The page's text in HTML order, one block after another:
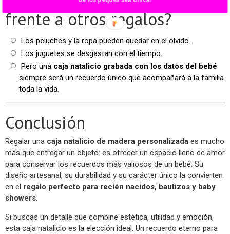
frente a otros regalos?
Los peluches y la ropa pueden quedar en el olvido.
Los juguetes se desgastan con el tiempo.
Pero una caja natalicio grabada con los datos del bebé
siempre será un recuerdo único que acompañará a la familia
toda la vida.
Conclusión
Regalar una caja natalicio de madera personalizada es mucho
más que entregar un objeto: es ofrecer un espacio lleno de amor
para conservar los recuerdos más valiosos de un bebé. Su
diseño artesanal, su durabilidad y su carácter único la convierten
en el regalo perfecto para recién nacidos, bautizos y baby
showers.
Si buscas un detalle que combine estética, utilidad y emoción,
esta caja natalicio es la elección ideal. Un recuerdo eterno para